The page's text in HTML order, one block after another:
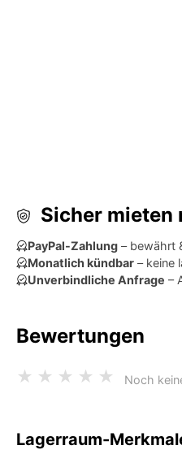
Sicher mieten
PayPal-Zahlung – bewährt
Monatlich kündbar – keine
Unverbindliche Anfrage –
Bewertungen
★ ★ ★ ★ ★ Noch
Lagerraum-